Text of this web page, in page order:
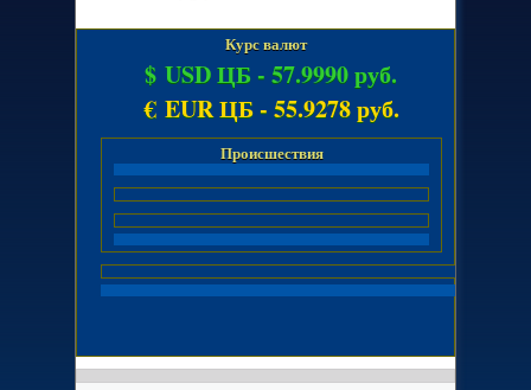
Курс валют
$ USD ЦБ - 57.9990 руб.
€ EUR ЦБ - 55.9278 руб.
Происшествия